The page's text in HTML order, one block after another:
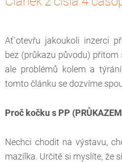
Ať´otevřu jakoukoli inzerci
bez (průkazu původu) přitom
ale problémů kolem a
tomto článku se dozvíme
Proč kočku s PP
Nechci chodit na výstavu,
mazílka. Určitě si myslíte, že